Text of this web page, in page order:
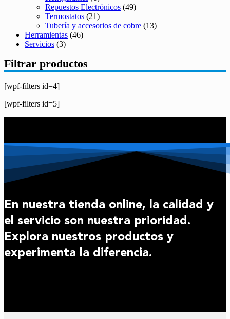
Repuestos Electrónicos (49)
Termostatos (21)
Tubería y accesorios de cobre (13)
Herramientas (46)
Servicios (3)
Filtrar productos
[wpf-filters id=4]
[wpf-filters id=5]
En nuestra tienda online, la calidad y
el servicio son nuestra prioridad.
Explora nuestros productos y
experimenta la diferencia.